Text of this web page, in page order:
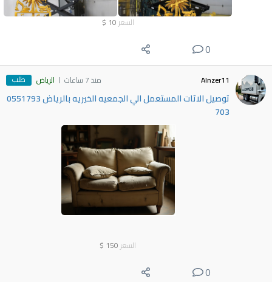
السعر 10
$
0
Alnzer11 منذ 7 ساعات الرياض طلب
توصيل الاثات المستعمل الي الجمعيه الخيريه بالرياض 0551793
703
السعر 150
$
0